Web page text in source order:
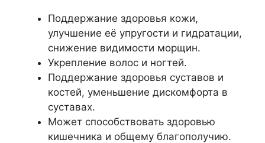
Поддержание здоровья кожи,
улучшение её упругости и гидратации,
снижение видимости морщин.
Укрепление волос и ногтей.
Поддержание здоровья суставов и
костей, уменьшение дискомфорта в
суставах.
Может способствовать здоровью
кишечника и общему благополучию.